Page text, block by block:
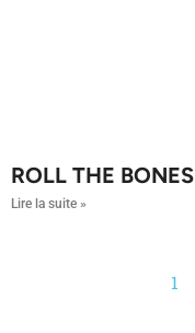
ROLL THE BONES
Lire la suite »
1